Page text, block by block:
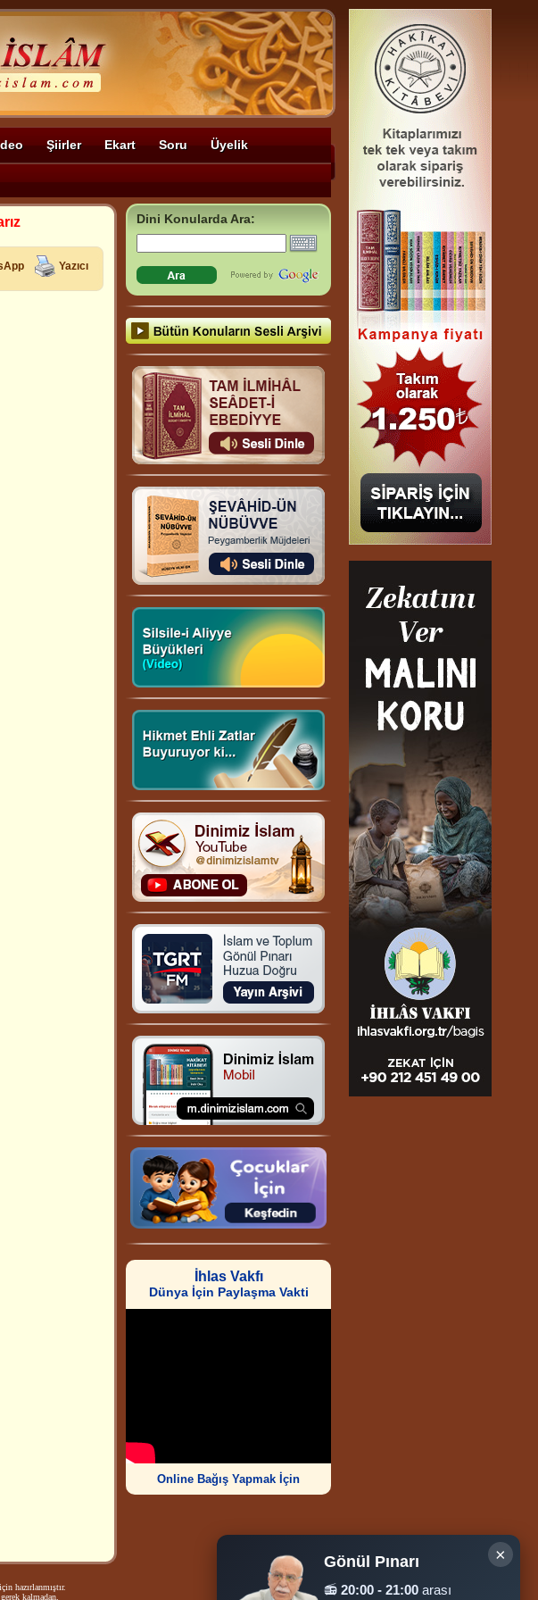
Şiirler Ekart Soru Üyelik
Yazıcı
Dini Konularda Ara:
İhlas Vakfı
Dünya İçin Paylaşma Vakti
Online Bağış Yapmak İçin
hazırlanmıştır.
kalmadan,
Ziyaretçi Sayısı
252.006.972
×
Gönül Pınarı
📻 20:00 - 21:00 arası